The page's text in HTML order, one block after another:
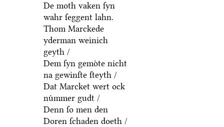
De moth vaken ſyn
wahr ſeggent lahn.
Thom Marckede
yderman weinich
geyth /
Dem ſyn gemoͤte nicht
na gewinſte ſteyth /
Dat Marcket wert ock
nuͤmmer gudt /
Denn ſo men den
Doren ſchaden doeth /